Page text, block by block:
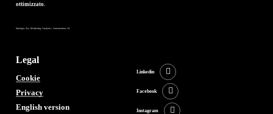
ottimizzato.
Strategia, Seo, Marketing, Analytics, Automantion, AI
Legal
Cookie
Privacy
English version
Linkedin
Facebook
Instagram